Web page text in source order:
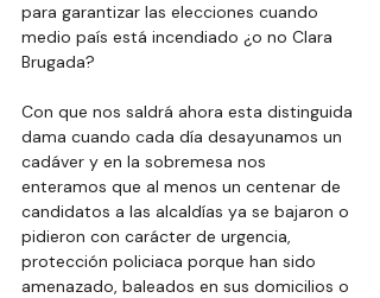
para garantizar las elecciones cuando
medio país está incendiado ¿o no Clara
Brugada?
Con que nos saldrá ahora esta distinguida
dama cuando cada día desayunamos un
cadáver y en la sobremesa nos
enteramos que al menos un centenar de
candidatos a las alcaldías ya se bajaron o
pidieron con carácter de urgencia,
protección policiaca porque han sido
amenazado, baleados en sus domicilios o